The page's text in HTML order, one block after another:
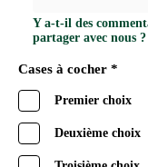
Y a-t-il des
partager avec nous ?
Cases à cocher *
Premier choix
Deuxième choix